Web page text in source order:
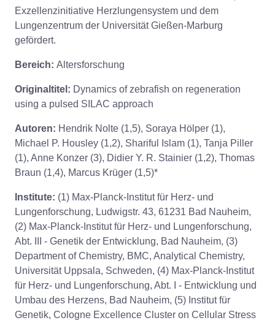
Exzellenzinitiative Herzlungensystem und dem
Lungenzentrum der Universität Gießen-Marburg
gefördert.
Bereich: Altersforschung
Originaltitel: Dynamics of zebrafish on regeneration
using a pulsed SILAC approach
Autoren: Hendrik Nolte (1,5), Soraya Hölper (1),
Michael P. Housley (1,2), Shariful Islam (1), Tanja Piller
(1), Anne Konzer (3), Didier Y. R. Stainier (1,2), Thomas
Braun (1,4), Marcus Krüger (1,5)*
Institute: (1) Max-Planck-Institut für Herz- und
Lungenforschung, Ludwigstr. 43, 61231 Bad Nauheim,
(2) Max-Planck-Institut für Herz- und Lungenforschung,
Abt. III - Genetik der Entwicklung, Bad Nauheim, (3)
Department of Chemistry, BMC, Analytical Chemistry,
Universität Uppsala, Schweden, (4) Max-Planck-Institut
für Herz- und Lungenforschung, Abt. I - Entwicklung und
Umbau des Herzens, Bad Nauheim, (5) Institut für
Genetik, Cologne Excellence Cluster on Cellular Stress